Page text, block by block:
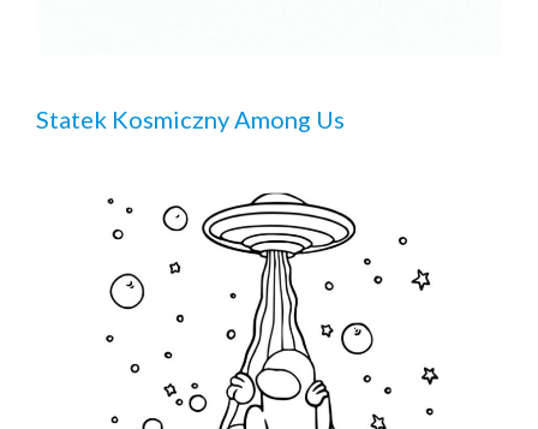
Statek Kosmiczny Among Us